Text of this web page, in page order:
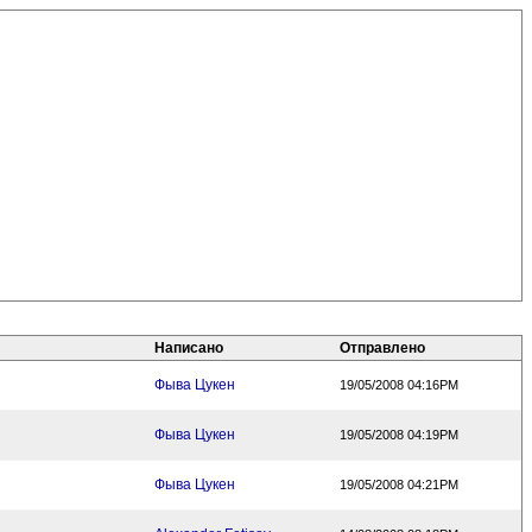
Написано Отправлено
Фыва Цукен 19/05/2008 04:16PM
Фыва Цукен 19/05/2008 04:19PM
Фыва Цукен 19/05/2008 04:21PM